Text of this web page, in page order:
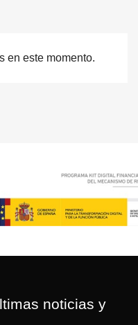
en este momento.
noticias y